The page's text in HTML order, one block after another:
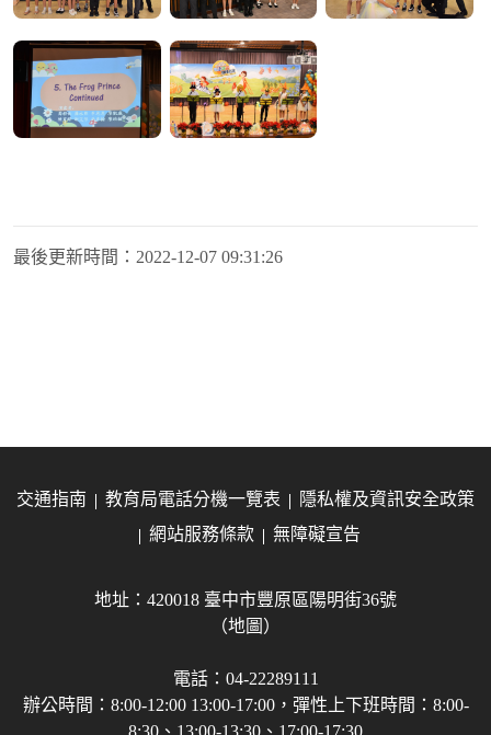
最後更新時間： 2022-12-07 09:31:26
交通指南 教育局電話分機一覽表
隱私權及資訊安全政策
網站服務條款
無障礙宣告
地址：420018 臺中市豐原區陽明街36號
（地圖）
電話：04-22289111
辦公時間：8:00-12:00 13:00-17:00，彈性上下班時間：8:00-